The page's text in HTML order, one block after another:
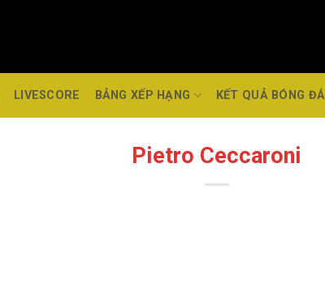
LIVESCORE BẢNG XẾP HẠNG KẾT QUẢ BÓNG ĐÁ
Pietro Ceccaroni